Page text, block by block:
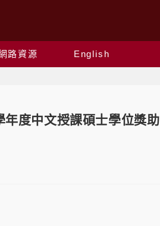
路資源 English
度中文授課碩士學位獎助